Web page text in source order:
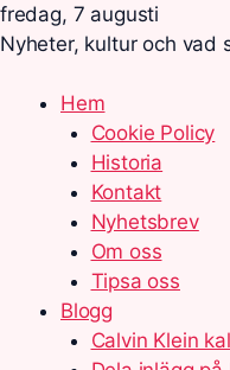
fredag, 7 augusti
Nyheter, kultur och vad
Hem
Cookie Policy
Historia
Kontakt
Nyhetsbrev
Om oss
Tipsa oss
Blogg
Calvin Klein